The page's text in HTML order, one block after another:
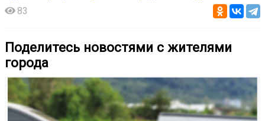
83
Поделитесь новостями с жителями
города